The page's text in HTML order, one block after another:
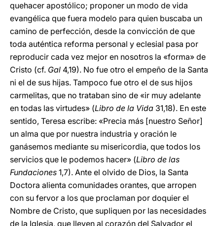
quehacer apostólico; proponer un modo de vida
evangélica que fuera modelo para quien buscaba un
camino de perfección, desde la convicción de que
toda auténtica reforma personal y eclesial pasa por
reproducir cada vez mejor en nosotros la «forma» de
Cristo (cf. Gal 4,19). No fue otro el empeño de la Santa
ni el de sus hijas. Tampoco fue otro el de sus hijos
carmelitas, que no trataban sino de «ir muy adelante
en todas las virtudes» (Libro de la Vida 31,18). En este
sentido, Teresa escribe: «Precia más [nuestro Señor]
un alma que por nuestra industria y oración le
ganásemos mediante su misericordia, que todos los
servicios que le podemos hacer» (Libro de las
Fundaciones 1,7). Ante el olvido de Dios, la Santa
Doctora alienta comunidades orantes, que arropen
con su fervor a los que proclaman por doquier el
Nombre de Cristo, que supliquen por las necesidades
de la Iglesia, que lleven al corazón del Salvador el